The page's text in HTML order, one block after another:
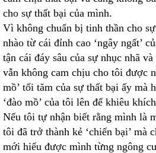
cho sự thất bại của mình.
Vì không chuẩn bị tinh thần cho
nhào từ cái đỉnh cao ‘ngây ngất’
tận cái đáy sâu của sự nhục nhã
vẫn không cam chịu cho tôi được
mồ’ tối tăm của sự thất bại ấy mà
‘đào mồ’ của tôi lên để khiêu
Nếu tôi tự nhận biết rằng mình là
tôi đã trở thành kẻ ‘chiến bại’ mà
mới hiểu được mình từng ngông